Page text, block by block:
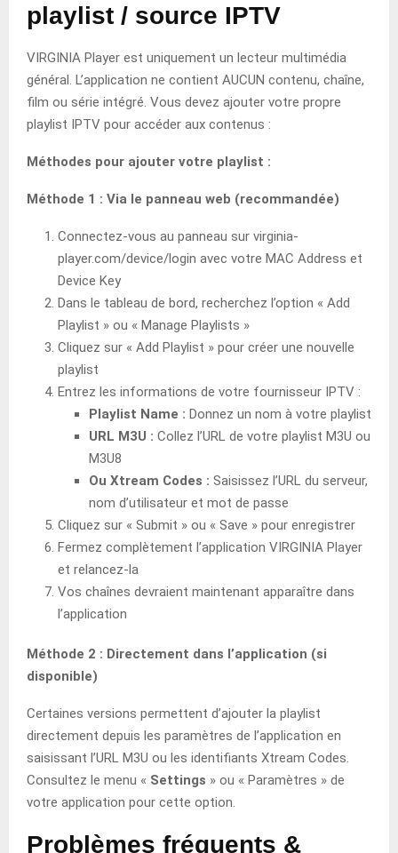
playlist / source IPTV
VIRGINIA Player est uniquement un lecteur multimédia
général. L’application ne contient AUCUN contenu, chaîne,
film ou série intégré. Vous devez ajouter votre propre
playlist IPTV pour accéder aux contenus :
Méthodes pour ajouter votre playlist :
Méthode 1 : Via le panneau web (recommandée)
Connectez-vous au panneau sur virginia-
player.com/device/login avec votre MAC Address et
Device Key
Dans le tableau de bord, recherchez l’option « Add
Playlist » ou « Manage Playlists »
Cliquez sur « Add Playlist » pour créer une nouvelle
playlist
Entrez les informations de votre fournisseur IPTV :
Playlist Name : Donnez un nom à votre playlist
URL M3U : Collez l’URL de votre playlist M3U ou
M3U8
Ou Xtream Codes : Saisissez l’URL du serveur,
nom d’utilisateur et mot de passe
Cliquez sur « Submit » ou « Save » pour enregistrer
Fermez complètement l’application VIRGINIA Player
et relancez-la
Vos chaînes devraient maintenant apparaître dans
l’application
Méthode 2 : Directement dans l’application (si
disponible)
Certaines versions permettent d’ajouter la playlist
directement depuis les paramètres de l’application en
saisissant l’URL M3U ou les identifiants Xtream Codes.
Consultez le menu « Settings » ou « Paramètres » de
votre application pour cette option.
Problèmes fréquents &